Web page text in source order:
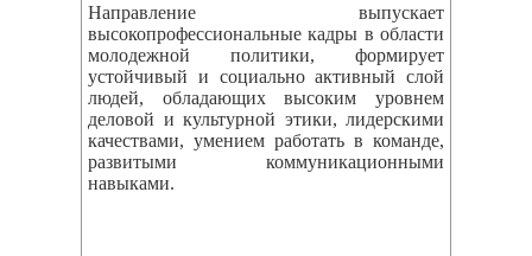
Направление выпускает
высокопрофессиональные кадры в области
молодежной политики, формирует
устойчивый и социально активный слой
людей, обладающих высоким уровнем
деловой и культурной этики, лидерскими
качествами, умением работать в команде,
развитыми коммуникационными
навыками.